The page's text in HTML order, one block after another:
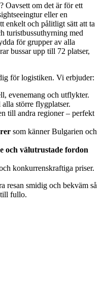
Oavsett om det är för ett
eller en
enkelt och pålitligt sätt att ta
turistbussuthyrning med
för grupper av alla
bussar upp till 72 platser,
för logistiken. Vi erbjuder:
evenemang och utflykter.
större flygplatser.
till andra regioner – perfekt
som känner Bulgarien och
och välutrustade fordon
konkurrenskraftiga priser.
resan smidig och bekväm så
fullo.